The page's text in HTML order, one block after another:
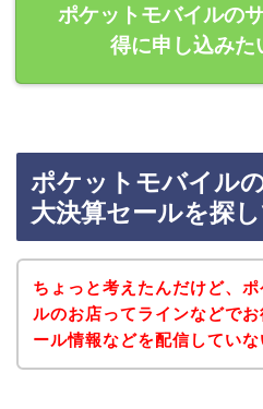
ポケットモバイルの
得に申し込みた
ポケットモバイル
大決算セールを探
ちょっと考えたんだけど、
ルのお店ってラインなどで
ール情報などを配信していな